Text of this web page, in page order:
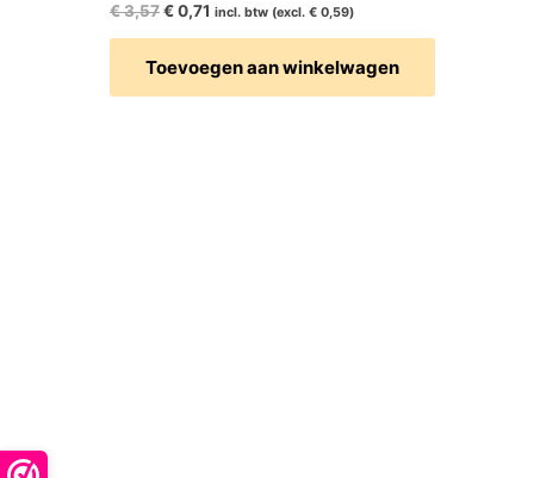
€3,57€0,71 incl. btw (excl. € 0,59)
Toevoegen aan winkelwagen